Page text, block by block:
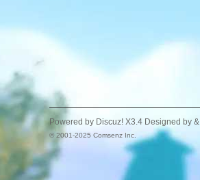
Powered by Discuz! X3.4 Designed by &
© 2001-2025 Comsenz Inc.